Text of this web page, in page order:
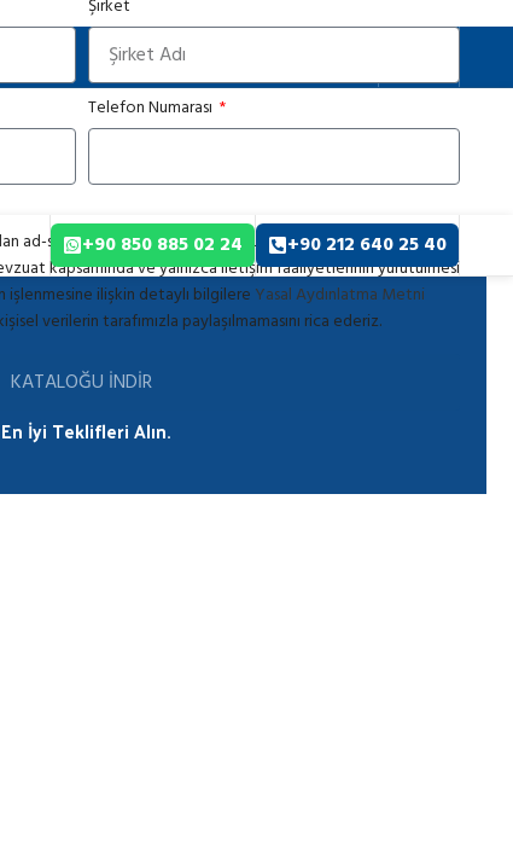
Şirket
Telefon Numarası
ad-soyad, firma bilgisi, telefon numarası, e-posta adresi ve
kapsamında ve yalnızca iletişim faaliyetlerinin yürütülmesi
işlenmesine ilişkin detaylı bilgilere Yasal Aydınlatma Metni
verilerin tarafımızla paylaşılmamasını rica ederiz.
KATALOĞU İNDİR
+90 850 885 02 24 +90 212 640 25 40
İyi Teklifleri Alın.